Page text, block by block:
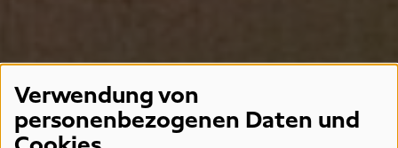
Verwendung von
personenbezogenen Daten und